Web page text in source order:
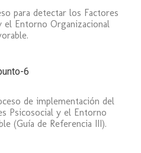
para detectar los Factores
el Entorno Organizacional
de implementación del
Psicosocial y el Entorno
(Guía de Referencia III).